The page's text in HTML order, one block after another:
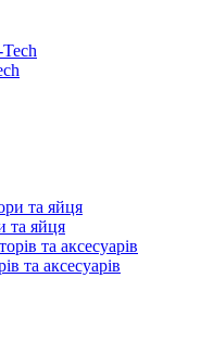
та яйця
та аксесуарів